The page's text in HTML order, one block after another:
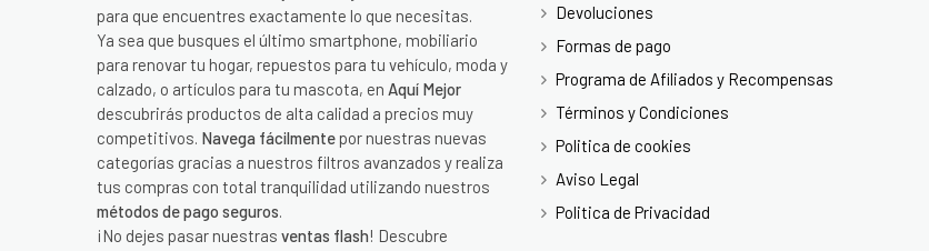
para que encuentres exactamente lo que necesitas.
Ya sea que busques el último smartphone, mobiliario
para renovar tu hogar, repuestos para tu vehículo, moda y
calzado, o artículos para tu mascota, en Aquí Mejor
descubrirás productos de alta calidad a precios muy
competitivos. Navega fácilmente por nuestras nuevas
categorías gracias a nuestros filtros avanzados y realiza
tus compras con total tranquilidad utilizando nuestros
métodos de pago seguros.
¡No dejes pasar nuestras ventas flash! Descubre
Devoluciones
Formas de pago
Programa de Afiliados y Recompensas
Términos y Condiciones
Politica de cookies
Aviso Legal
Politica de Privacidad